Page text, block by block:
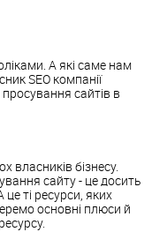
А які саме нам
SEO компанії
просування сайтів в
власників бізнесу.
сайту - це досить
ті ресурси, яких
основні плюси й